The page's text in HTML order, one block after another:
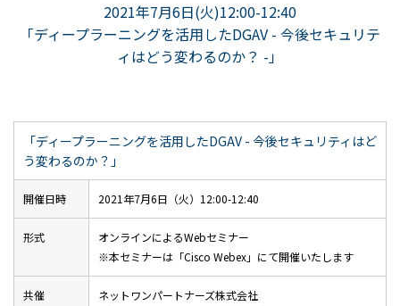
2021年7月6日(火)12:00-12:40
「ディープラーニングを活用したDGAV - 今後セキュリテ
ィはどう変わるのか？ -」
「ディープラーニングを活用したDGAV - 今後セキュリティはど
う変わるのか？」
開催日時 2021年7月6日（火）12:00-12:40
形式
オンラインによるWebセミナー
※本セミナーは「Cisco Webex」にて開催いたします
共催
ネットワンパートナーズ株式会社